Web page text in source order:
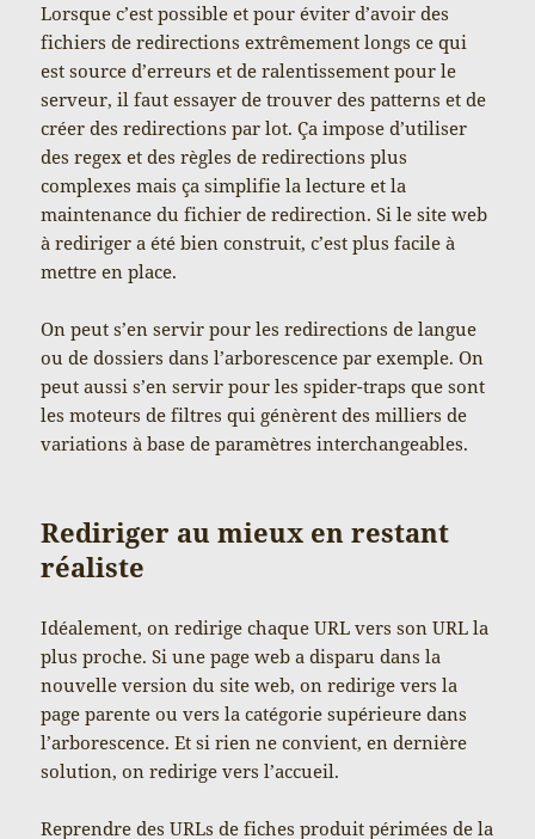
Lorsque c’est possible et pour éviter d’avoir des
fichiers de redirections extrêmement longs ce qui
est source d’erreurs et de ralentissement pour le
serveur, il faut essayer de trouver des patterns et de
créer des redirections par lot. Ça impose d’utiliser
des regex et des règles de redirections plus
complexes mais ça simplifie la lecture et la
maintenance du fichier de redirection. Si le site web
à rediriger a été bien construit, c’est plus facile à
mettre en place.
On peut s’en servir pour les redirections de langue
ou de dossiers dans l’arborescence par exemple. On
peut aussi s’en servir pour les spider-traps que sont
les moteurs de filtres qui génèrent des milliers de
variations à base de paramètres interchangeables.
Rediriger au mieux en restant
réaliste
Idéalement, on redirige chaque URL vers son URL la
plus proche. Si une page web a disparu dans la
nouvelle version du site web, on redirige vers la
page parente ou vers la catégorie supérieure dans
l’arborescence. Et si rien ne convient, en dernière
solution, on redirige vers l’accueil.
Reprendre des URLs de fiches produit périmées de la